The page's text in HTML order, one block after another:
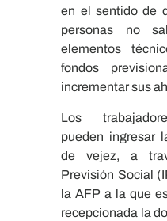
en el sentido de
personas no
elementos
fondos
incrementar sus
Los
pueden ingresar
de vejez, a
Previsión Social
la AFP a la que
recepcionada la